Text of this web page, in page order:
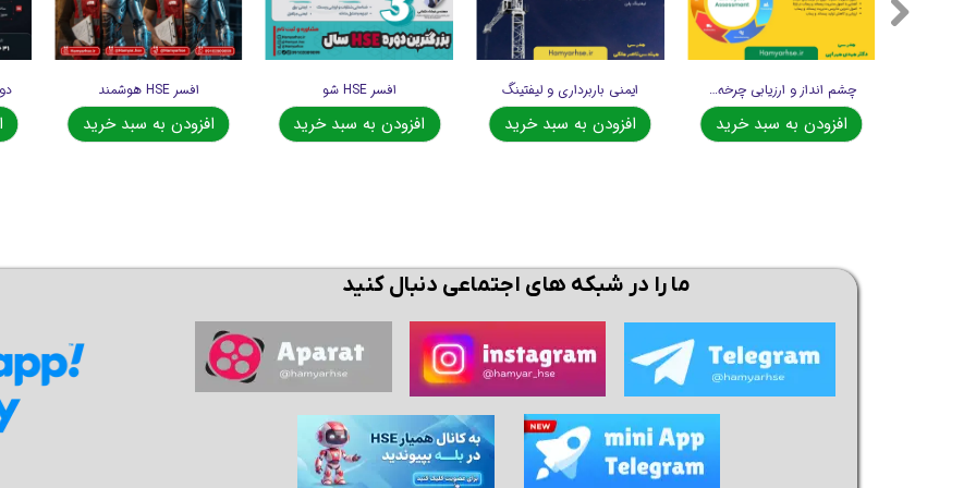
افسر HSE هوشمند
افزودن به سبد خرید
افسر HSE شو
افزودن به سبد خرید
ایمنی باربرداری و لیفتینگ
افزودن به سبد خرید
چشم انداز و ارزیابی چرخه حیات (LCA)
افزودن به سبد خرید
ما را در شبکه های اجتماعی دنبال کنید